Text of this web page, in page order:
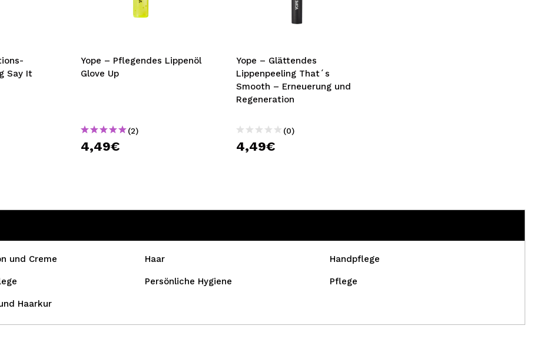
bisherigen Vorgänge einsehen.
BENUTZERKONTO ERSTELLEN
Say It
Yope – Pflegendes Lippenöl
Glove Up
(2)
4,49€
Yope – Glättendes
Lippenpeeling That´s
Smooth – Erneuerung und
Regeneration
(0)
4,49€
und Creme Haar Handpflege
Persönliche Hygiene Pflege
Haarkur